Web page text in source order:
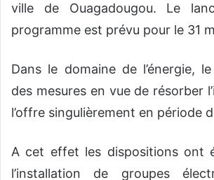
ville de Ouagadougou. Le
programme est prévu pour le 31
Dans le domaine de l’énergie,
des mesures en vue de résorber
l’offre singulièrement en période
A cet effet les dispositions ont
l’installation de groupes